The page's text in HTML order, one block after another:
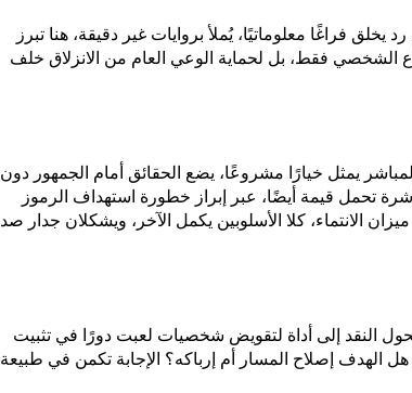
يخلق فراغًا معلوماتيًا، يُملأ بروايات غير دقيقة، هنا تبرز
الشخصي فقط، بل لحماية الوعي العام من الانزلاق خلف
يمثل خيارًا مشروعًا، يضع الحقائق أمام الجمهور دون
تحمل قيمة أيضًا، عبر إبراز خطورة استهداف الرموز
الانتماء، كلا الأسلوبين يكمل الآخر، ويشكلان جدار صد
النقد إلى أداة لتقويض شخصيات لعبت دورًا في تثبيت
الهدف إصلاح المسار أم إرباكه؟ الإجابة تكمن في طبيعة